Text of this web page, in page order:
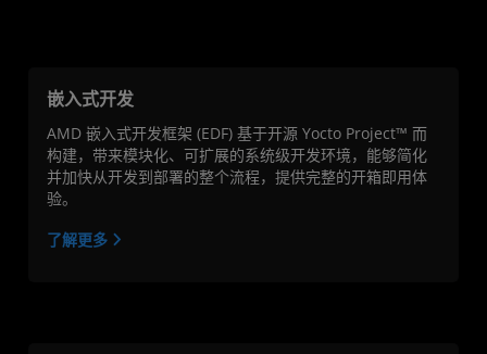
嵌入式开发
AMD 嵌入式开发框架 (EDF) 基于开源 Yocto Project™ 而
构建，带来模块化、可扩展的系统级开发环境，能够简化
并加快从开发到部署的整个流程，提供完整的开箱即用体
验。
了解更多